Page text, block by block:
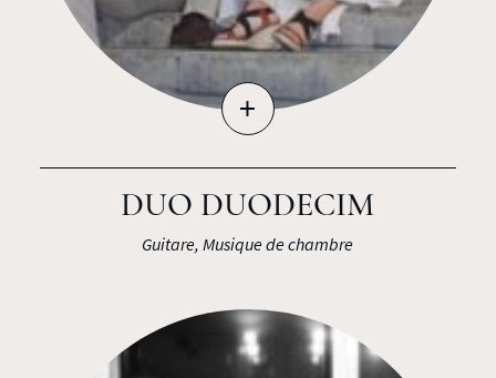
+
DUO DUODECIM
Guitare, Musique de chambre